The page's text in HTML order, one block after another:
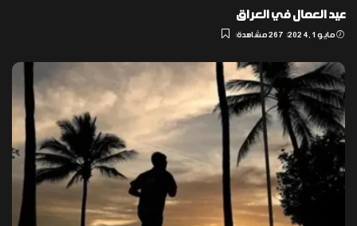
عيد العمال في العراق
مايو 1, 2024 267 مشاهدة